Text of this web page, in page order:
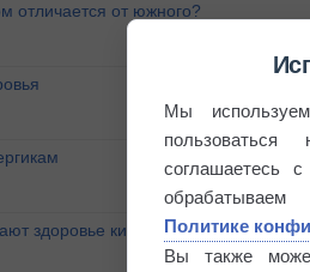
отличается от южного?
здоровье кишечника. Часть 2
Мы
соглашаетесь
Политике
Вы также